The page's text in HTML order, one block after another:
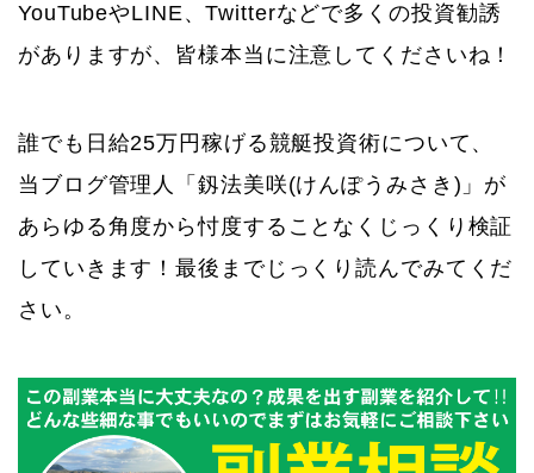
YouTubeやLINE、Twitterなどで多くの投資勧誘
がありますが、皆様本当に注意してくださいね！
誰でも日給25万円稼げる競艇投資術について、
当ブログ管理人「釼法美咲(けんぽうみさき)」が
あらゆる角度から忖度することなくじっくり検証
していきます！最後までじっくり読んでみてくだ
さい。